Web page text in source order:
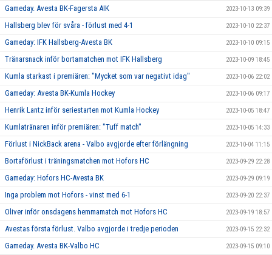
Gameday. Avesta BK-Fagersta AIK 2023-10-13 09:39
Hallsberg blev för svåra - förlust med 4-1 2023-10-10 22:37
Gameday: IFK Hallsberg-Avesta BK 2023-10-10 09:15
Tränarsnack inför bortamatchen mot IFK Hallsberg 2023-10-09 18:45
Kumla starkast i premiären: "Mycket som var negativt idag" 2023-10-06 22:02
Gameday: Avesta BK-Kumla Hockey 2023-10-06 09:17
Henrik Lantz inför seriestarten mot Kumla Hockey 2023-10-05 18:47
Kumlatränaren inför premiären: "Tuff match" 2023-10-05 14:33
Förlust i NickBack arena - Valbo avgjorde efter förlängning 2023-10-04 11:15
Bortaförlust i träningsmatchen mot Hofors HC 2023-09-29 22:28
Gameday: Hofors HC-Avesta BK 2023-09-29 09:19
Inga problem mot Hofors - vinst med 6-1 2023-09-20 22:37
Oliver inför onsdagens hemmamatch mot Hofors HC 2023-09-19 18:57
Avestas första förlust. Valbo avgjorde i tredje perioden 2023-09-15 22:32
Gameday. Avesta BK-Valbo HC 2023-09-15 09:10